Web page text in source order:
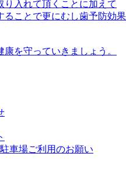
入れて頂くことに加えて
ることで更にむし歯予防効果
を守っていきましょう。
車場ご利用のお願い